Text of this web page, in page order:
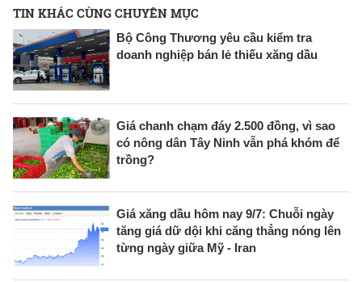
TIN KHÁC CÙNG CHUYÊN MỤC
Bộ Công Thương yêu cầu kiểm tra
doanh nghiệp bán lẻ thiếu xăng dầu
Giá chanh chạm đáy 2.500 đồng, vì sao
có nông dân Tây Ninh vẫn phá khóm để
trồng?
Giá xăng dầu hôm nay 9/7: Chuỗi ngày
tăng giá dữ dội khi căng thẳng nóng lên
từng ngày giữa Mỹ - Iran